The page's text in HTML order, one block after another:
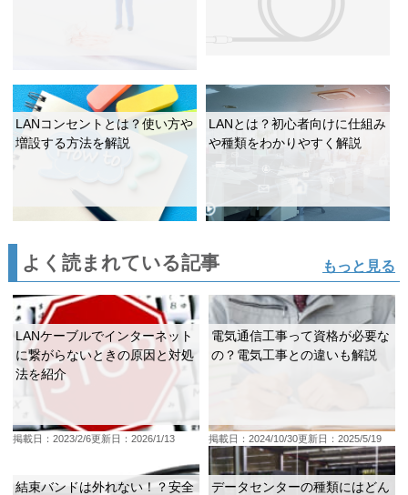
LANコンセントとは？使い方や
増設する方法を解説
LANとは？初心者向けに仕組み
や種類をわかりやすく解説
よく読まれている記事 もっと見る
LANケーブルでインターネット
に繋がらないときの原因と対処
法を紹介
掲載日：2023/2/6更新日：2026/1/13
電気通信工事って資格が必要な
の？電気工事との違いも解説
掲載日：2024/10/30更新日：2025/5/19
結束バンドは外れない！？安全
データセンターの種類にはどん